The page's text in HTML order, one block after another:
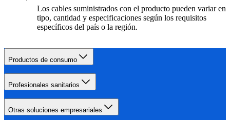
Los cables suministrados con el producto pueden variar en
tipo, cantidad y especificaciones según los requisitos
específicos del país o la región.
Productos de consumo
Profesionales sanitarios
Otras soluciones empresariales